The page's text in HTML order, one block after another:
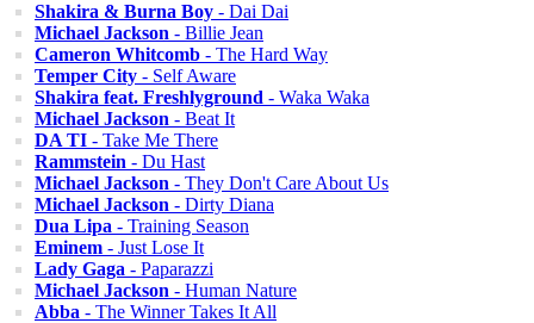
Shakira & Burna Boy - Dai Dai
Michael Jackson - Billie Jean
Cameron Whitcomb - The Hard Way
Temper City - Self Aware
Shakira feat. Freshlyground - Waka Waka
Michael Jackson - Beat It
DA TI - Take Me There
Rammstein - Du Hast
Michael Jackson - They Don't Care About Us
Michael Jackson - Dirty Diana
Dua Lipa - Training Season
Eminem - Just Lose It
Lady Gaga - Paparazzi
Michael Jackson - Human Nature
Abba - The Winner Takes It All